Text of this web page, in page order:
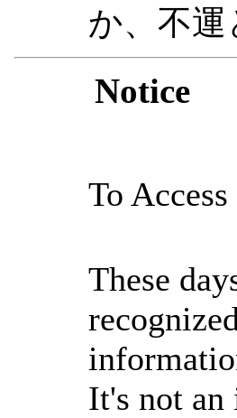
か、不
Notice
To
These
It's not an